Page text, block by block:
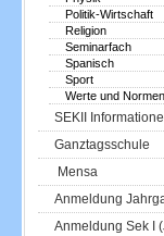
Politik-Wirtschaft
Religion
Seminarfach
Spanisch
Sport
Werte und Normen
SEKII
Ganztagsschule
Mensa
Anmeldung
Anmeldung Sek I